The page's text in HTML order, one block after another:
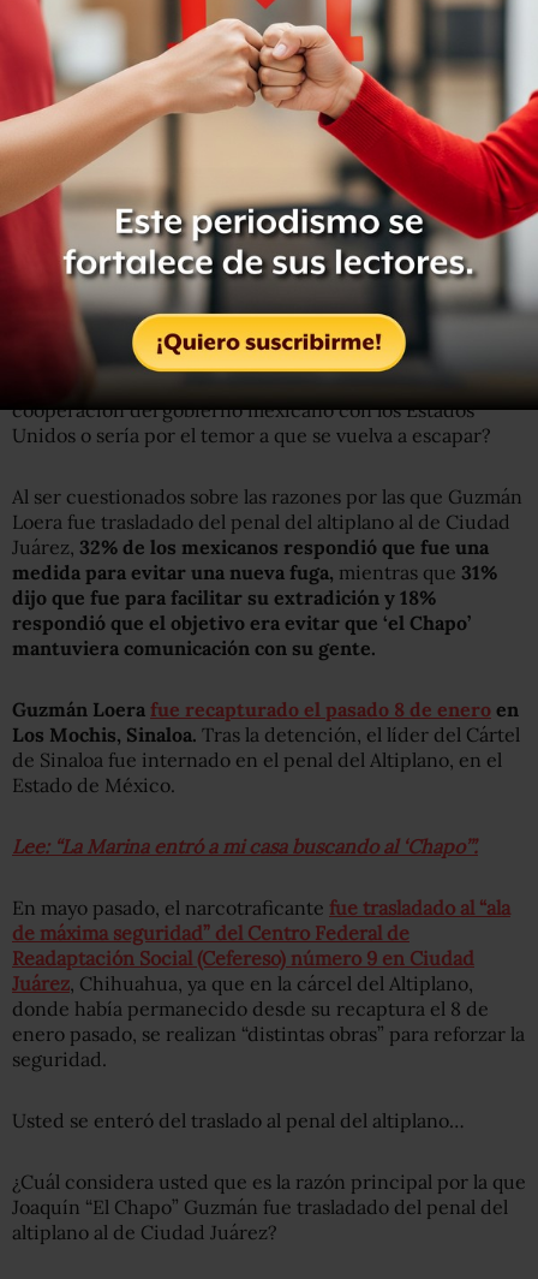
tiempo.
“Tanto la opción de considerar la extradición como un
acto de cooperación como el temor de que ‘el Chapo’ se
vuelva escapar tuvieron fuertes variaciones en enero de
este año, mes en que el narcotraficante fue capturado
por tercera vez en Los Mochis, Sinaloa.
“A inicios de 2016, 76% opinaba que la extradición era
ante el temor de un nuevo escape, mientras un 19% lo
consideraba un acto de cooperación”, indica la encuesta.
En su opinión si se llegará a enviar a Joaquín “El Chapo”
cooperación del gobierno mexicano con los Estados
Unidos o sería por el temor a que se vuelva a escapar?
Al ser cuestionados sobre las razones por las que Guzmán
Loera fue trasladado del penal del altiplano al de Ciudad
Juárez, 32% de los mexicanos respondió que fue una
medida para evitar una nueva fuga, mientras que 31%
dijo que fue para facilitar su extradición y 18%
respondió que el objetivo era evitar que ‘el Chapo’
mantuviera comunicación con su gente.
Guzmán Loera fue recapturado el pasado 8 de enero en
Los Mochis, Sinaloa. Tras la detención, el líder del Cártel
de Sinaloa fue internado en el penal del Altiplano, en el
Estado de México.
Lee: “La Marina entró a mi casa buscando al ‘Chapo’”.
En mayo pasado, el narcotraficante fue trasladado al “ala
de máxima seguridad” del Centro Federal de
Readaptación Social (Cefereso) número 9 en Ciudad
Juárez , Chihuahua, ya que en la cárcel del Altiplano,
donde había permanecido desde su recaptura el 8 de
enero pasado, se realizan “distintas obras” para reforzar la
seguridad.
Usted se enteró del traslado al penal del altiplano…
¿Cuál considera usted que es la razón principal por la que
Joaquín “El Chapo” Guzmán fue trasladado del penal del
altiplano al de Ciudad Juárez?